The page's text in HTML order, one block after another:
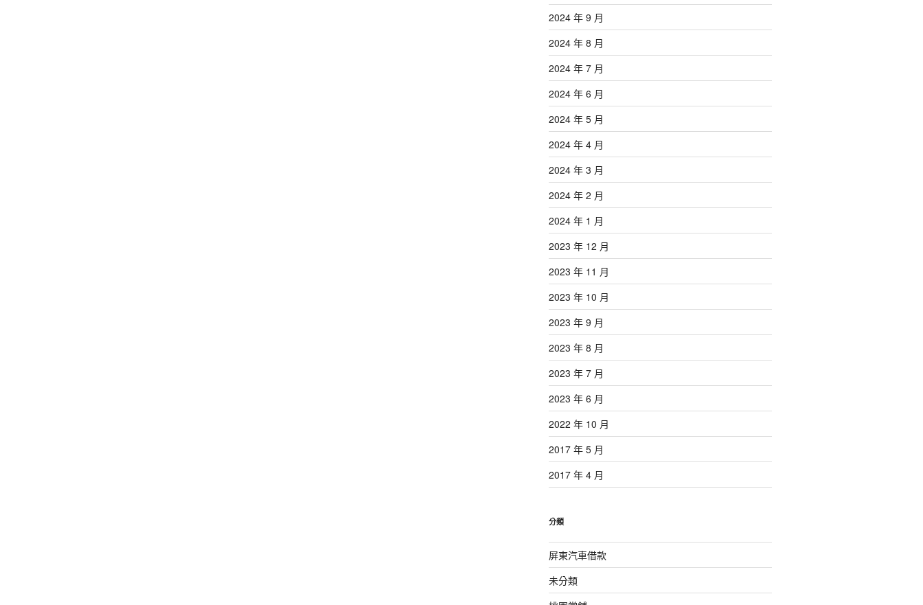
2024 年 9 月
2024 年 8 月
2024 年 7 月
2024 年 6 月
2024 年 5 月
2024 年 4 月
2024 年 3 月
2024 年 2 月
2024 年 1 月
2023 年 12 月
2023 年 11 月
2023 年 10 月
2023 年 9 月
2023 年 8 月
2023 年 7 月
2023 年 6 月
2022 年 10 月
2017 年 5 月
2017 年 4 月
分類
屏東汽車借款
未分類